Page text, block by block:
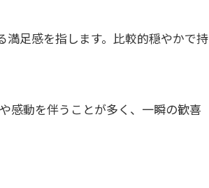
満足感を指します。比較的穏やかで持
感動を伴うことが多く、一瞬の歓喜